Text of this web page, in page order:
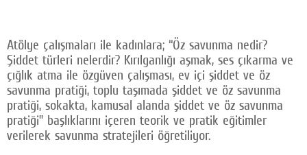
Atölye çalışmaları ile kadınlara; “Öz savunma nedir?
Şiddet türleri nelerdir? Kırılganlığı aşmak, ses çıkarma ve
çığlık atma ile özgüven çalışması, ev içi şiddet ve öz
savunma pratiği, toplu taşımada şiddet ve öz savunma
pratiği, sokakta, kamusal alanda şiddet ve öz savunma
pratiği” başlıklarını içeren teorik ve pratik eğitimler
verilerek savunma stratejileri öğretiliyor.